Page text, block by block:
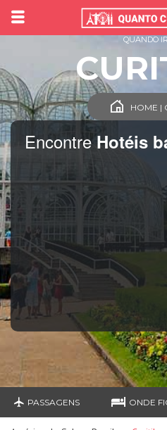
EncontreHotéis
QUANDO
HOME |
PASSAGENS ONDE